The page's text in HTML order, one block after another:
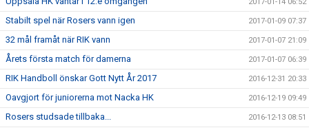
2017-01-14 06:52
Stabilt spel när Rosers vann igen 2017-01-09 07:37
32 mål framåt när RIK vann 2017-01-07 21:09
Årets första match för damerna 2017-01-07 06:39
RIK Handboll önskar Gott Nytt År 2017 2016-12-31 20:33
Oavgjort för juniorerna mot Nacka HK 2016-12-19 09:49
Rosers studsade tillbaka... 2016-12-13 08:51